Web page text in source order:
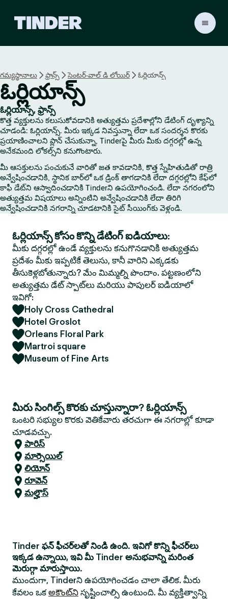
r
మ్
గమ్యస్థానాలు ఫ్రాన్స్ సెంటర్-వాల్ డి లోయిర్ ఓర్లియాన్స్
ఓర్లియాన్స్
ఓర్లియాన్స్, ఫ్రాన్స్
కొత్త వ్యక్తులను కలుసుకోవడానికి అత్యుత్తమ ప్రదేశాల్లోని డేటింగ్ దృశ్యాన్ని
చూడండి: ఓర్లియాన్స్. మీరు ఇక్కడ నివస్తున్నా లేదా ఒక సందర్శన కొరకు
ప్రయాణించాలని ప్లాన్ చేసుకున్నా, Tinderపై మీరు మీకు దగ్గరల్లో ఉన్న
అనేకమంది లోకల్స్‌ని కనుగొంటారు.
మీ ఆసక్తులను పంచుకునే వారితో జత కావడానికి, కొత్త స్నేహితుడితో రాత్రి
అన్వేషించడానికి, స్థానిక బార్‌లో ఒక డ్రింక్ తాగడానికి లేదా దగ్గరల్లోని కేఫ్‌లో
కాఫీ డేట్‌ని ఆస్వాదించడానికి Tinderని ఉపయోగించండి. లేదా నగరంలోని
అత్యుత్తమ విషయాలు అన్నింటిని అన్వేషించడానికి లేదా తిరిగి
అన్వేషించడానికి నగరాన్ని చూడటానికి సైట్ సీయింగ్‌కు వెళ్లండి.
ఓర్లియాన్స్ కోసం కొన్ని డేటింగ్ ఐడియాలు:
మీకు దగ్గరల్లో ఉండే వ్యక్తులను కనుగొనడానికి అత్యుత్తమ
ప్రదేశం మీకు ఇప్పటికే తెలుసు, కానీ వారిని ఎక్కడకు
తీసుకెళ్లబోతున్నారు? మేం మిమ్మల్ని పొందాం. పట్టణంలోని
అత్యుత్తమ డేట్ స్పాట్‌లు మరియు పాపులర్ ఐడియాలో
ఇవిగో:
Holy Cross Cathedral
Hotel Groslot
Orleans Floral Park
Martroi square
Museum of Fine Arts
మీరు సింగిల్స్ కొరకు చూస్తున్నారా? ఓర్లియాన్స్
ఒంటరి సభ్యుల కొరకు వెతికేవారు తరచుగా ఈ నగరాల్లో కూడా
చూడవచ్చు.
పారిస్
మార్సెయిల్
లియోన్
రూవెన్
మల్హౌస్
Tinder ఫన్ ఫీచర్‌లతో నిండి ఉంది. ఇవిగో కొన్ని ఫీచర్‌లు
ఇక్కడ ఉన్నాయి, ఇవి మీ Tinder అనుభవాన్ని మరింత
మెరుగ్గా మారుస్తాయి.
ముందుగా, Tinderని ఉపయోగించడం చాలా తేలిక. మీరు
కేవలం ఒకఅకౌంట్‌ని సృష్టించాల్సి ఉంటుంది. మీ వ్యక్తిత్వాన్ని